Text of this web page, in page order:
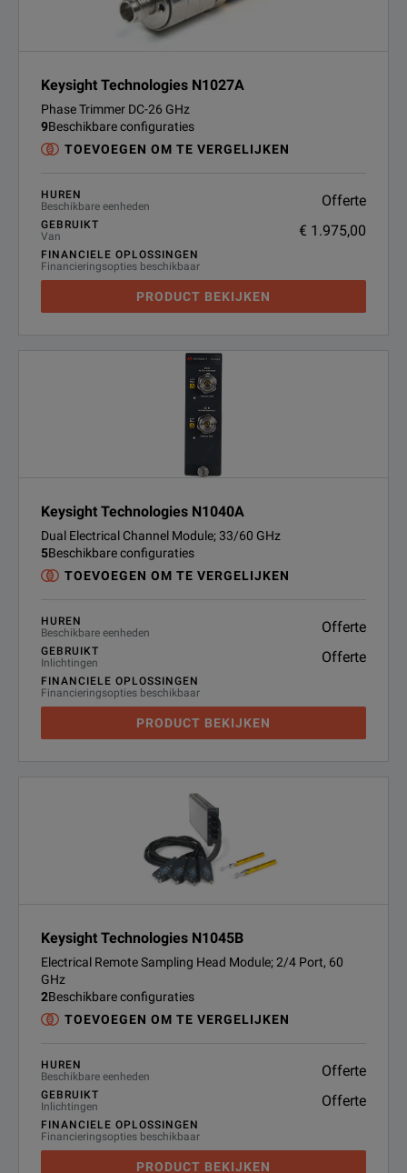
Keysight Technologies N1027A
Phase Trimmer DC-26 GHz
9Beschikbare configuraties
TOEVOEGEN OM TE VERGELIJKEN
HUREN
Beschikbare eenheden
Offerte
GEBRUIKT
Van
€ 1.975,00
FINANCIELE OPLOSSINGEN
Financieringsopties beschikbaar
PRODUCT BEKIJKEN
Keysight Technologies N1040A
Dual Electrical Channel Module; 33/60 GHz
5Beschikbare configuraties
TOEVOEGEN OM TE VERGELIJKEN
HUREN
Beschikbare eenheden
Offerte
GEBRUIKT
Inlichtingen
Offerte
FINANCIELE OPLOSSINGEN
Financieringsopties beschikbaar
PRODUCT BEKIJKEN
Keysight Technologies N1045B
Electrical Remote Sampling Head Module; 2/4 Port, 60
GHz
2Beschikbare configuraties
TOEVOEGEN OM TE VERGELIJKEN
HUREN
Beschikbare eenheden
Offerte
GEBRUIKT
Inlichtingen
Offerte
FINANCIELE OPLOSSINGEN
Financieringsopties beschikbaar
PRODUCT BEKIJKEN